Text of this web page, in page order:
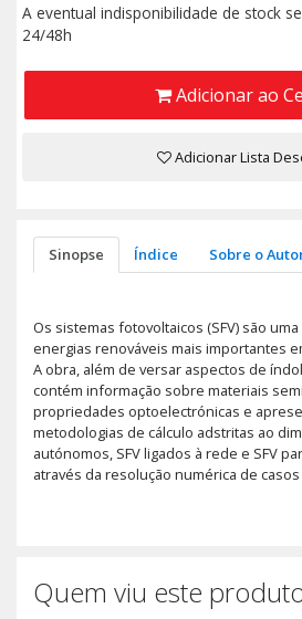
A eventual indisponibilidade de stock
24/48h
Adicionar ao
Adicionar Lista
Sinopse Índice Sobre o
Os sistemas fotovoltaicos (SFV) são
energias renováveis mais importantes
A obra, além de versar aspectos de
contém informação sobre materiais
propriedades optoelectrónicas e
metodologias de cálculo adstritas ao
autónomos, SFV ligados à rede e SFV
através da resolução numérica de
Quem viu este